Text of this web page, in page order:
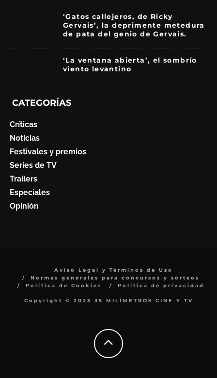
‘Gatos callejeros, de Ricky
Gervais’, la deprimente metedura
de pata del genio de Gervais.
‘La ventana abierta’, el sombrío
viento levantino
CATEGORÍAS
Críticas
Noticias
Festivales y premios
Series de TV
Trailers
Especiales
Opinión
Aviso Legal y Términos de Uso
Normas generales para concursos y sorteos
Política de Cookies
Política de privacidad
Copyright © 2023 35 MILÍMETROS CINE Y TV